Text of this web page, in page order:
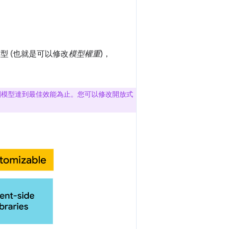
(也就是可以修改模型權重)，
型達到最佳效能為止。您可以修改開放式